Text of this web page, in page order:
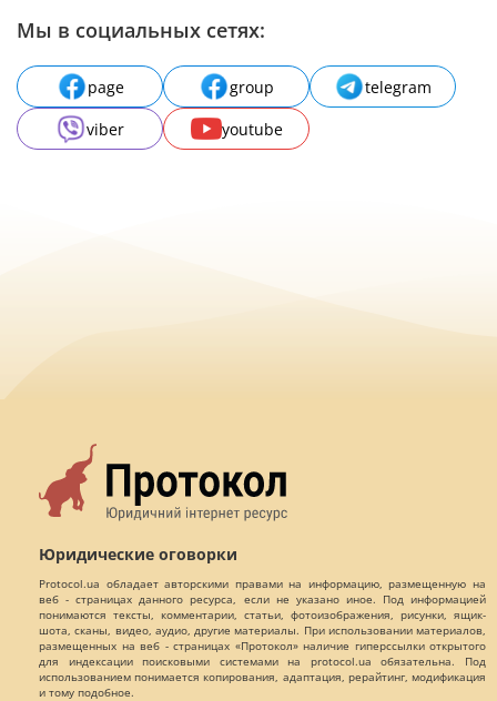
Мы в социальных сетях:
page group
telegram
viber
youtube
Юридические оговорки
Protocol.ua обладает авторскими правами на информацию, размещенную на
веб - страницах данного ресурса, если не указано иное. Под информацией
понимаются тексты, комментарии, статьи, фотоизображения, рисунки, ящик-
шота, сканы, видео, аудио, другие материалы. При использовании материалов,
размещенных на веб - страницах «Протокол» наличие гиперссылки открытого
для индексации поисковыми системами на protocol.ua обязательна. Под
использованием понимается копирования, адаптация, рерайтинг, модификация
и тому подобное.